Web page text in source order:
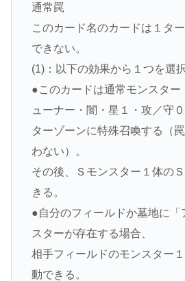
通常罠
このカード名のカードは１タ
できない。
(1)：以下の効果から１つを選
●このカードは通常モンスター
ューナー・闇・星１・攻／守
ターゾーンに特殊召喚する（
わない）。
その後、Ｓモンスター１体の
きる。
●自分のフィールドか墓地に「
スターが存在する場合、
相手フィールドのモンスター
動できる。